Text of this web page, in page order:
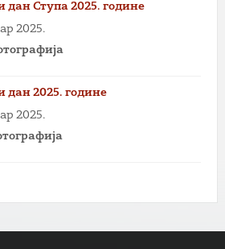
дан Ступа 2025. године
2025.
дан 2025. године
2025.